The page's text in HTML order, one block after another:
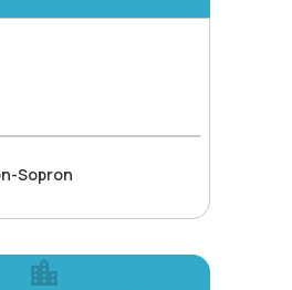
Sopron